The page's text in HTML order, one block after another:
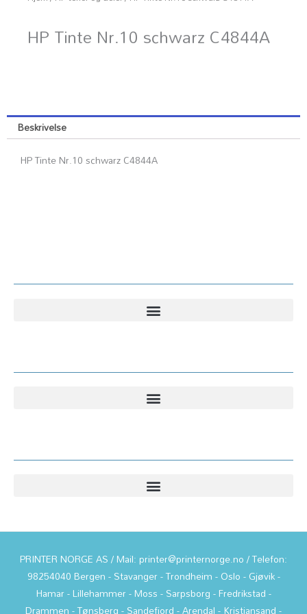
HP Tinte Nr.10 schwarz C4844A
Beskrivelse
HP Tinte Nr.10 schwarz C4844A
PRINTER NORGE AS / Mail: printer@printernorge.no / Telefon:
98254040 Bergen - Stavanger - Trondheim - Oslo - Gjøvik -
Hamar - Lillehammer - Moss - Sarpsborg - Fredrikstad -